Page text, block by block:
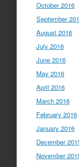
October 2016
September
August 2016
July 2016
June 2016
May 2016
April 2016
March 2016
February 2016
January 2016
December
November